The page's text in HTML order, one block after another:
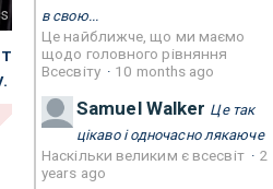
в свою...
Це найближче, що ми маємо
щодо головного рівняння
Всесвіту · 10 months ago
Samuel Walker Це так
цікаво і одночасно лякаюче
Наскільки великим є всесвіт · 2
years ago